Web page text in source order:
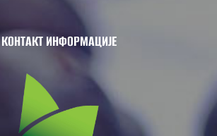
КОНТАКТ ИНФОРМАЦИЈЕ